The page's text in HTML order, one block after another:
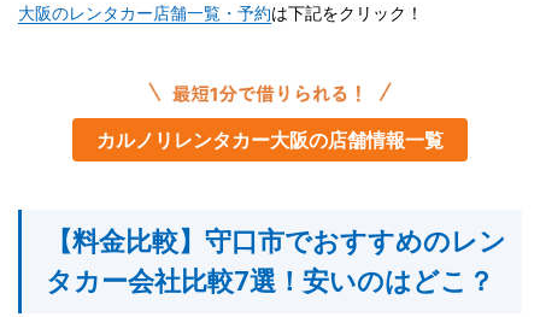
大阪のレンタカー店舗一覧・予約は下記をクリック！
カルノリレンタカー大阪の店舗情報一覧
【料金比較】 守口市でおすすめのレン
タカー会社比較7選！安いのはどこ？